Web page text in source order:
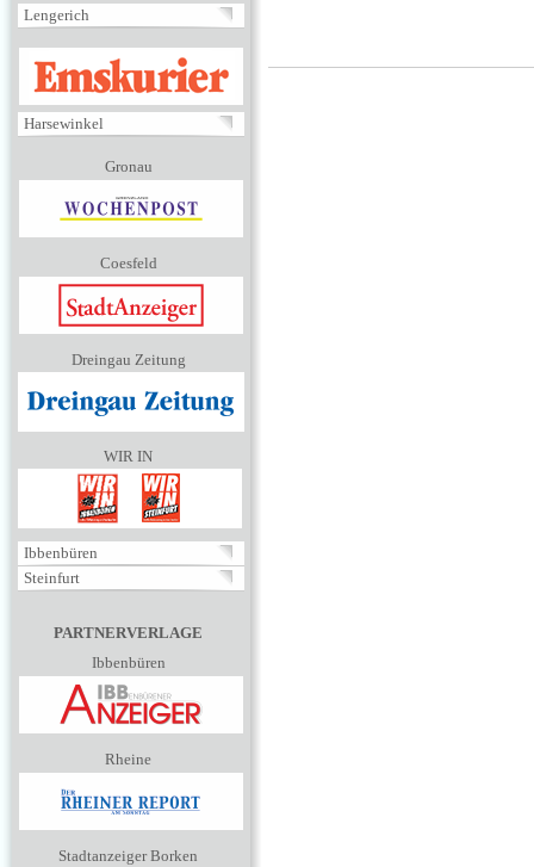
Lengerich
EMSKURIER
Harsewinkel
Gronau
Coesfeld
Dreingau Zeitung
WIR IN
Ibbenbüren
Steinfurt
PARTNERVERLAGE
Ibbenbüren
Rheine
Stadtanzeiger Borken